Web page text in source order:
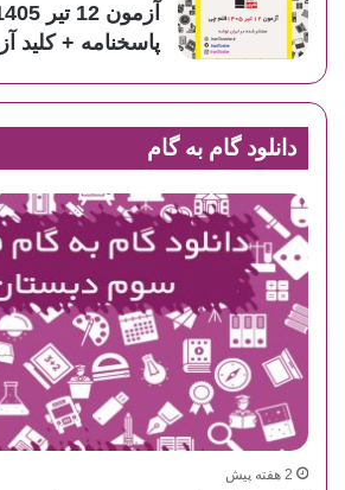
پاسخنامه + کلید
دانلود گام به گام
2 هفته پیش